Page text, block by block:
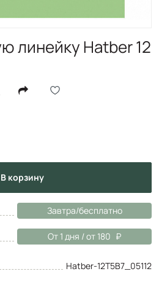
линейку Hatber 12
в корзину
Завтра/бесплатно
От 1 дня / от 180
Hatber-12Т5B7_05112